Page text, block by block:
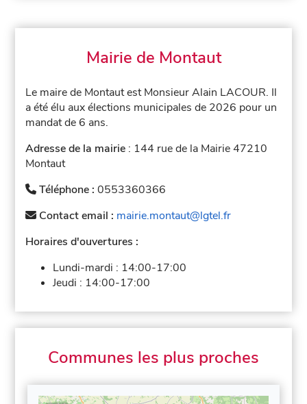
Mairie de Montaut
Le maire de Montaut est Monsieur Alain LACOUR. Il
a été élu aux élections municipales de 2026 pour un
mandat de 6 ans.
Adresse de la mairie : 144 rue de la Mairie 47210
Montaut
Téléphone :0553360366
Contact email : mairie.montaut@lgtel.fr
Horaires d'ouvertures :
Lundi-mardi : 14:00-17:00
Jeudi : 14:00-17:00
Communes les plus proches